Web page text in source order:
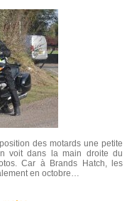
des motards une petite
voit dans la main droite du
Car à Brands Hatch, les
en octobre…